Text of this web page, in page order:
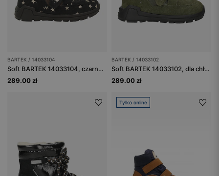
BARTEK / 14033104
Soft BARTEK 14033104, czarno-brązowy
289.00 zł
BARTEK / 14033102
Soft BARTEK 14033102, dla chłopców, zielony
289.00 zł
Tylko online